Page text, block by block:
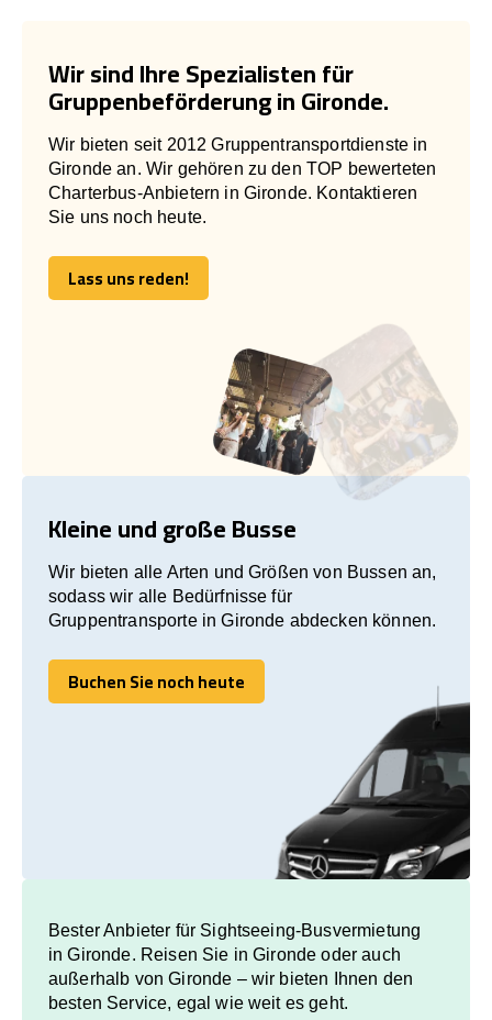
Wir sind Ihre Spezialisten für
Gruppenbeförderung in Gironde.
Wir bieten seit 2012 Gruppentransportdienste in
Gironde an. Wir gehören zu den TOP bewerteten
Charterbus-Anbietern in Gironde. Kontaktieren
Sie uns noch heute.
Lass uns reden!
Lass uns reden!
Kleine und große Busse
Wir bieten alle Arten und Größen von Bussen an,
sodass wir alle Bedürfnisse für
Gruppentransporte in Gironde abdecken können.
Buchen Sie noch heute
Buchen Sie noch heute
Bester Anbieter für Sightseeing-Busvermietung
in Gironde. Reisen Sie in Gironde oder auch
außerhalb von Gironde – wir bieten Ihnen den
besten Service, egal wie weit es geht.